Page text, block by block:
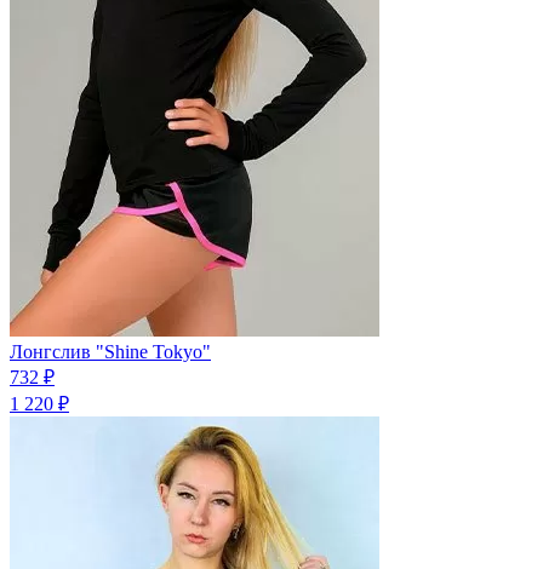
Лонгслив "Shine Tokyo"
732 ₽
1 220 ₽